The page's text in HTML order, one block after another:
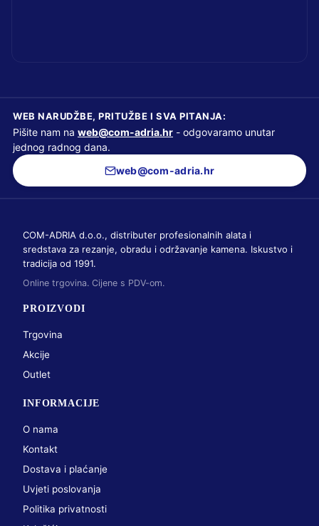
WEB NARUDŽBE, PRITUŽBE I SVA PITANJA:
Pišite nam na web@com-adria.hr - odgovaramo unutar
jednog radnog dana.
web@com-adria.hr
COM-ADRIA d.o.o., distributer profesionalnih alata i
sredstava za rezanje, obradu i održavanje kamena. Iskustvo i
tradicija od 1991.
Online trgovina. Cijene s PDV-om.
PROIZVODI
Trgovina
Akcije
Outlet
INFORMACIJE
O nama
Kontakt
Dostava i plaćanje
Uvjeti poslovanja
Politika privatnosti